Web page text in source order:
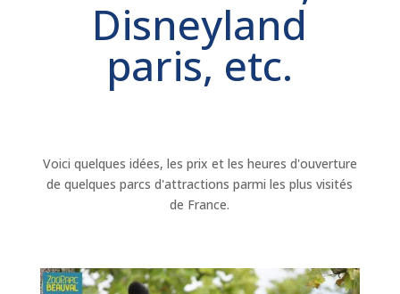
Disneyland
paris, etc.
Voici quelques idées, les prix et les heures d'ouverture
de quelques parcs d'attractions parmi les plus visités
de France.